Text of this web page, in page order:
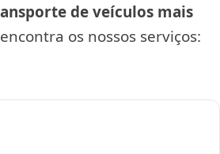
de veículos mais
os nossos serviços: